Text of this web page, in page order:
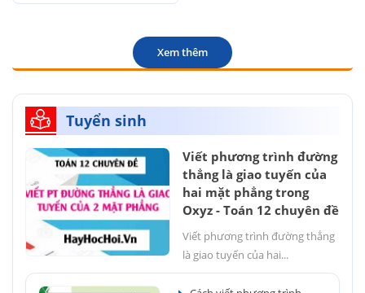
Xem thêm
Tuyển sinh
Viết phương trình đường
thẳng là giao tuyến của
hai mặt phẳng trong
Oxyz - Toán 12 chuyên đề
Viết phương trình đường thẳng
là giao tuyến của hai...